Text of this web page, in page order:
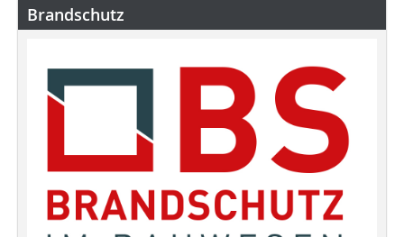
Brandschutz